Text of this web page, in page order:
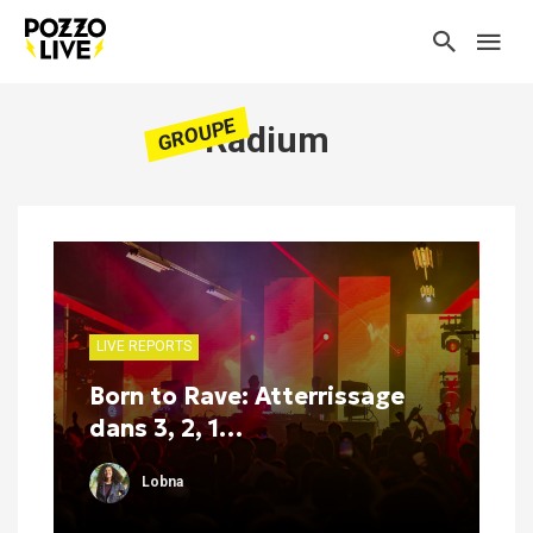
GROUPERadium
LIVE REPORTS
Born to Rave: Atterrissage
dans 3, 2, 1…
Lobna